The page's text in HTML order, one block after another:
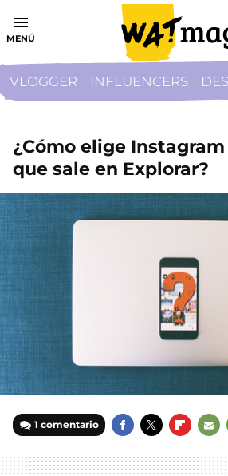
MENÚ
VLOGGER INFLUENCERS
¿Cómo elige
que sale en Explorar?
1 comentario
MAIL